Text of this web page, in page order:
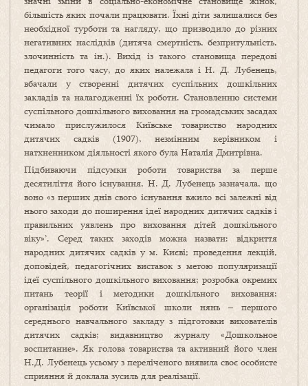
більшість яких почали працювати. Їхні діти залишалися без
необхідної турботи та нагляду, що призводило до різних
негативних наслідків (дитяча смертність, безпритульність,
злочинність та ін.). Вихід із такого становища передові
педагоги того часу, до яких належала і Н. Д. Лубенець,
вбачали у створенні дитячих суспільних дошкільних
закладів та налагодженні їх роботи. Становленню системи
суспільного дошкільного виховання на громадських засадах
чимало прислужилося Київське товариство народних
дитячих садків (1907), незмінним керівником і
натхненником діяльності якого була Наталія Дмитрівна.
Підбиваючи підсумки роботи товариства за перше
десятиліття його існування, Н. Д. Лубенець зазначала, що
воно «з перших днів свого існування вжило всі залежні від
нього заходи до поширення ідеї народних дитячих садків і
правильних уявлень про виховання дітей дошкільного
віку»’. Серед таких заходів можна назвати: відкриття
народних дитячих садків у м. Києві; проведення лекцій,
доповідей, педагогічних виставок з метою популяризації
ідеї суспільного дошкільного виховання; розробка окремих
питань теорії і методики дошкільного виховання;
організація роботи Київської школи нянь – першого
середнього навчального закладу з підготовки вихователів
дитячих садків; видавництво журналу «Дошкольное
воспитание». Як голова товариства та активний його член
Н.Д. Лубенець усьому з переліченого виявила своє особисте
сприяння й доклала зусиль для реалізації.